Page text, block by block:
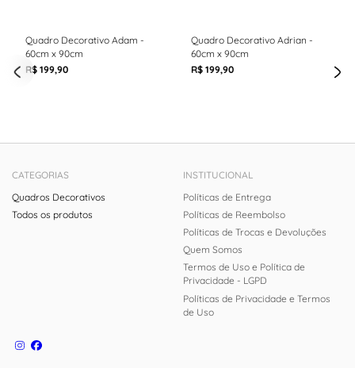
Quadro Decorativo Adam -
60cm x 90cm
R$ 199,90
Quadro Decorativo Adrian -
60cm x 90cm
R$ 199,90
CATEGORIAS
Quadros Decorativos
Todos os produtos
INSTITUCIONAL
Políticas de Entrega
Políticas de Reembolso
Políticas de Trocas e Devoluções
Quem Somos
Termos de Uso e Política de
Privacidade - LGPD
Políticas de Privacidade e Termos
de Uso